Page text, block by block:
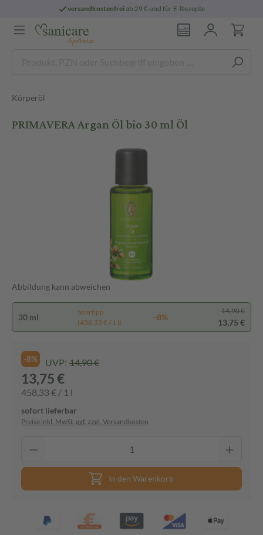
versandkostenfreiab 29 € und für E-Rezepte
Körperöl
PRIMAVERA Argan Öl bio 30 ml Öl
Abbildung kann abweichen
30 ml
Spartipp
(458,33 € / 1 l)
-8%
14,90 €
13,75 €
-8% UVP: 14,90 €
13,75 €
458,33 € / 1 l
sofort lieferbar
Preise inkl. MwSt. ggf. zzgl. Versandkosten
In den Warenkorb